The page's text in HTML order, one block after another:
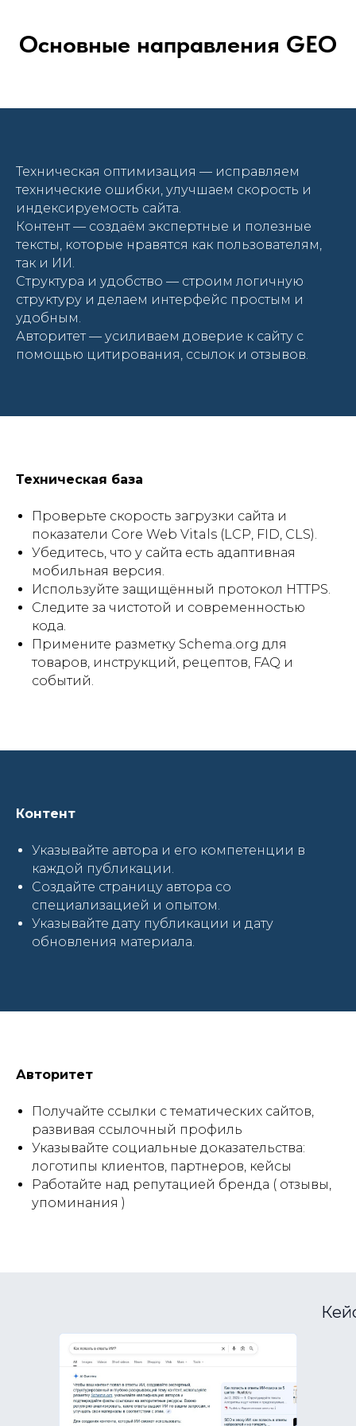
Основные направления GEO
Техническая оптимизация — исправляем
технические ошибки, улучшаем скорость и
индексируемость сайта.
Контент — создаём экспертные и полезные
тексты, которые нравятся как пользователям,
так и ИИ.
Структура и удобство — строим логичную
структуру и делаем интерфейс простым и
удобным.
Авторитет — усиливаем доверие к сайту с
помощью цитирования, ссылок и отзывов.
Техническая база
Проверьте скорость загрузки сайта и
показатели Core Web Vitals (LCP, FID, CLS).
Убедитесь, что у сайта есть адаптивная
мобильная версия.
Используйте защищённый протокол HTTPS.
Следите за чистотой и современностью
кода.
Примените разметку Schema.org для
товаров, инструкций, рецептов, FAQ и
событий.
Контент
Указывайте автора и его компетенции в
каждой публикации.
Создайте страницу автора со
специализацией и опытом.
Указывайте дату публикации и дату
обновления материала.
Авторитет
Получайте ссылки с тематических сайтов,
развивая ссылочный профиль
Указывайте социальные доказательства:
логотипы клиентов, партнеров, кейсы
Работайте над репутацией бренда ( отзывы,
упоминания )